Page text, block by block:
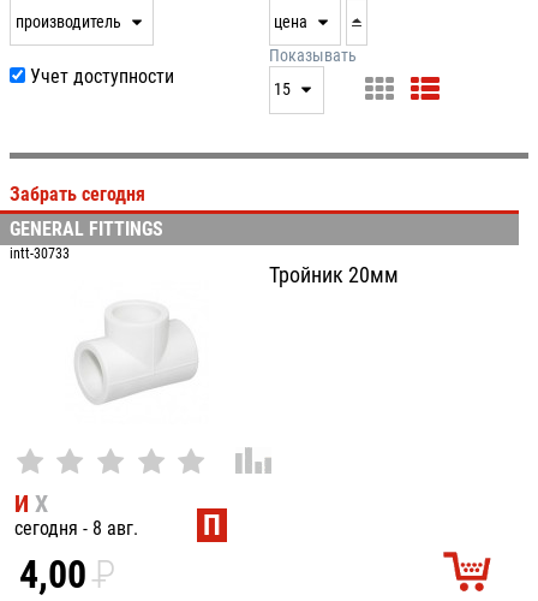
производитель
производитель
цена
дата
выдачи
цена
артикул
Учет доступности
Показывать
15
25
Забрать сегодня
GENERAL FITTINGS
intt-30733
Тройник 20мм
И Х
сегодня - 8 авг. П
4,00P